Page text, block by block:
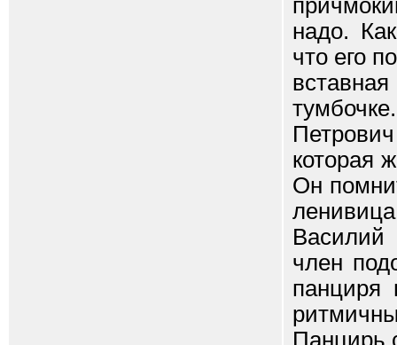
надо.
что его
которая
Он
Василий
член
панциря
Панцирь